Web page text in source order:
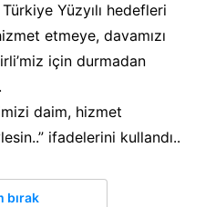
Yüzyılı hedefleri
etmeye, davamızı
için durmadan
daim, hizmet
ifadelerini kullandı..
bırak